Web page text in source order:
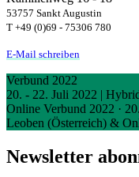
53757 Sankt Augustin
T +49 (0)69 - 75306 780
E-Mail schreiben
Verbund 2022
20. - 22. Juli 2022 |
Online Verbund 2022 ·
Leoben (Österreich) &
Newsletter